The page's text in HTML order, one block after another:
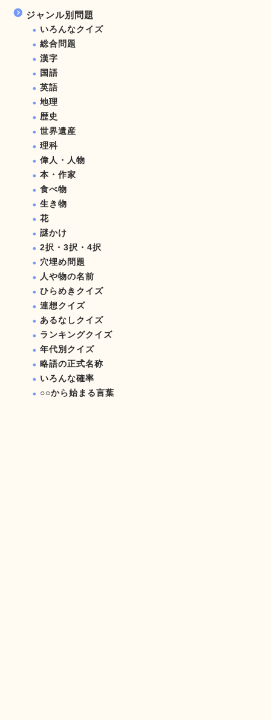
ジャンル別問題
いろんなクイズ
総合問題
漢字
国語
英語
地理
歴史
世界遺産
理科
偉人・人物
本・作家
食べ物
生き物
花
謎かけ
2択・3択・4択
穴埋め問題
人や物の名前
ひらめきクイズ
連想クイズ
あるなしクイズ
ランキングクイズ
年代別クイズ
略語の正式名称
いろんな確率
○○から始まる言葉